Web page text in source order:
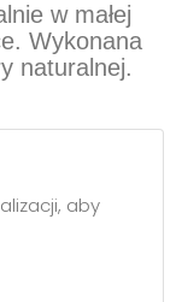
w małej
Wykonana
naturalnej.
aby